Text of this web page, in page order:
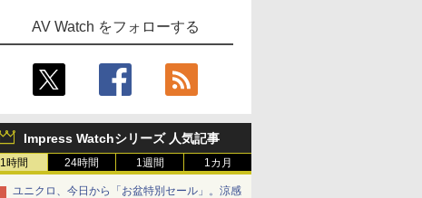
AV Watch をフォローする
Impress Watchシリーズ 人気記事
1時間 24時間 1週間 1カ月
ユニクロ、今日から「お盆特別セール」。涼感